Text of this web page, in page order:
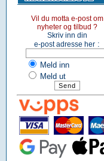
Vil du motta e-post om
nyheter og tilbud ?
Skriv inn din
e-post adresse her :
Meld inn
Meld ut